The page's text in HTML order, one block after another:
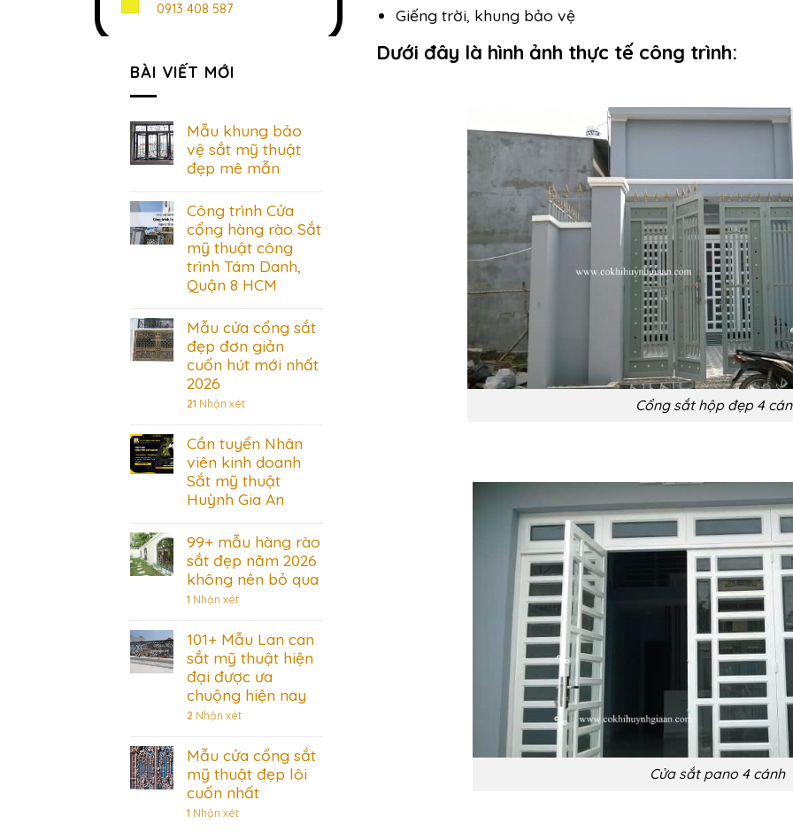
0913 408 587
BÀI VIẾT MỚI
Mẫu khung bảo
vệ sắt mỹ thuật
đẹp mê mẫn
Công trình Cửa
cổng hàng rào Sắt
mỹ thuật công
trình Tám Danh,
Quận 8 HCM
Mẫu cửa cổng sắt
đẹp đơn giản
cuốn hút mới nhất
2026
21 Nhận xét
Cần tuyển Nhân
viên kinh doanh
Sắt mỹ thuật
Huỳnh Gia An
99+ mẫu hàng rào
sắt đẹp năm 2026
không nên bỏ qua
1 Nhận xét
101+ Mẫu Lan can
sắt mỹ thuật hiện
đại được ưa
chuộng hiện nay
2 Nhận xét
Mẫu cửa cổng sắt
mỹ thuật đẹp lôi
cuốn nhất
1 Nhận xét
Giếng trời, khung bảo vệ
Dưới đây là hình ảnh thực tế công trình:
Cổng sắt hộp đẹp 4
Cửa sắt pano 4 cánh